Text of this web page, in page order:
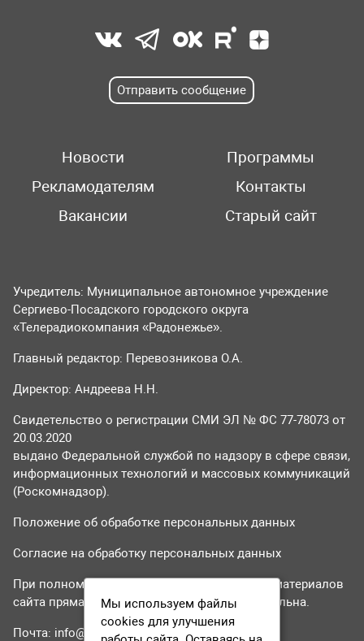
Отправить сообщение
Новости
Программы
Рекламодателям
Контакты
Вакансии
Старый сайт
Учредитель: Муниципальное автономное учреждение
Сергиево-Посадского городского округа
«Телерадиокомпания «Радонежье».
Главный редактор: Перевозникова О.А.
Директор: Андреева Н.Н.
Свидетельство о регистрации СМИ ЭЛ № ФС 77-78073 от
20.03.2020
выдано Федеральной службой по надзору в сфере связи,
информационных технологий и массовых коммуникаций
(Роскомнадзор).
Положение об обработке персональных данных
Согласие на обработку персональных данных
При полном или частичном использовании материалов
сайта прямая гиперссылка на tvr24.tv обязательна.
Почта: info@tvr24.tv
Мы используем файлы
cookies для улучшения